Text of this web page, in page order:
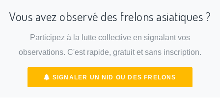
Vous avez observé des frelons asiatiques ?
Participez à la lutte collective en signalant vos
observations. C'est rapide, gratuit et sans inscription.
SIGNALER UN NID OU DES FRELONS